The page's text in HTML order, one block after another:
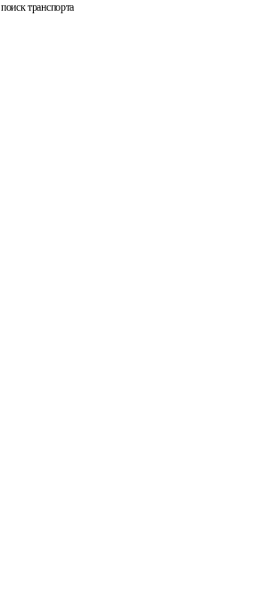
поиск транспорта